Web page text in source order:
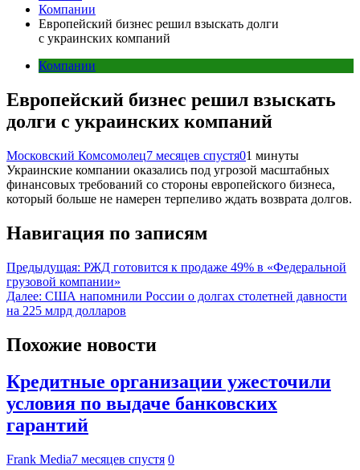
Компании
Европейский бизнес решил взыскать долги
с украинских компаний
Компании
Европейский бизнес решил взыскать
долги с украинских компаний
Московский Комсомолец7 месяцев спустя01 минуты
Украинские компании оказались под угрозой масштабных
финансовых требований со стороны европейского бизнеса,
который больше не намерен терпеливо ждать возврата долгов.
Навигация по записям
Предыдущая: РЖД готовится к продаже 49% в «Федеральной
грузовой компании»
Далее: США напомнили России о долгах столетней давности
на 225 млрд долларов
Похожие новости
Кредитные организации ужесточили
условия по выдаче банковских
гарантий
Frank Media7 месяцев спустя 0